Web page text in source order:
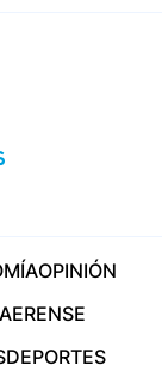
OPINIÓN
DEPORTES